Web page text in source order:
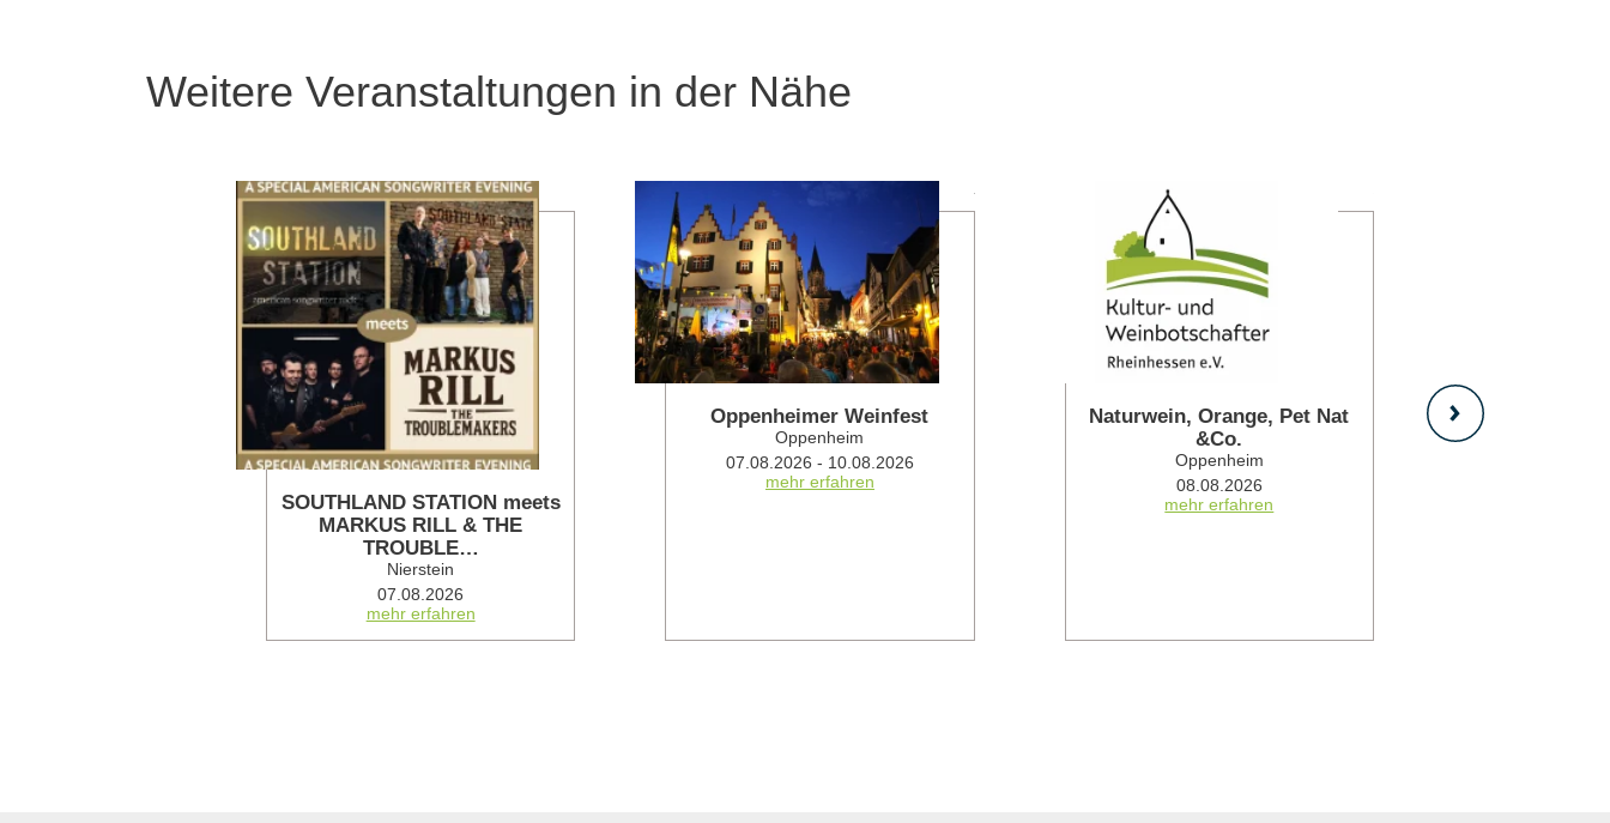
Weitere Veranstaltungen in der Nähe
SOUTHLAND STATION meets
MARKUS RILL & THE
TROUBLE…
Nierstein
07.08.2026
mehr erfahren
Oppenheimer Weinfest
Oppenheim
07.08.2026 - 10.08.2026
mehr erfahren
Naturwein, Orange, Pet Nat
&Co.
Oppenheim
08.08.2026
mehr erfahren